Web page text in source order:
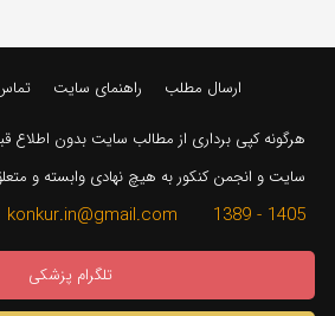
ارسال مطلب راهنمای سایت
هرگونه کپی برداری از مطالب سایت بدون اطلاع
سایت و انجمن کنکور به هیچ نهادی وابسته و
1405 - 1389 konkur.in@gmail.com
تلگرام پزشکی